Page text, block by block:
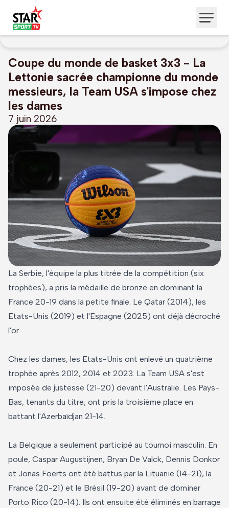
Coupe du monde de basket 3x3 - La
Lettonie sacrée championne du monde
messieurs, la Team USA s'impose chez
les dames
7 juin 2026
La Serbie, l'équipe la plus titrée de la compétition (six
trophées), a pris la médaille de bronze en dominant la
France 20-19 dans la petite finale. Le Qatar (2014), les
Etats-Unis (2019) et l'Espagne (2025) ont déjà décroché
l'or.
Chez les dames, les Etats-Unis ont enlevé un quatrième
trophée après 2012, 2014 et 2023. La Team USA s'est
imposée de justesse (21-20) devant l'Australie. Les Pays-
Bas, tenants du titre, ont pris la troisième place en
battant l'Azerbaïdjan 21-14.
La Belgique a seulement participé au tournoi masculin. En
poule, Caspar Augustijnen, Bryan De Valck, Dennis Donkor
et Jonas Foerts ont été battus par la Lituanie (14-21), la
France (20-21) et le Brésil (19-20) avant de dominer
Porto Rico (20-14). Ils ont ensuite été éliminés en barrage